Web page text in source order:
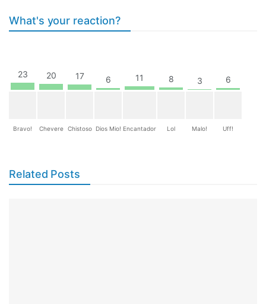
What's your reaction?
23
Bravo!
20
Chevere
17
Chistoso
6
Dios Mio!
11
Encantador
8
Lol
3
Malo!
6
Uff!
Related Posts